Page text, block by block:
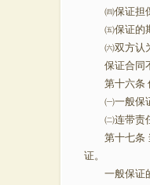
㈣保证担
㈤保证
㈥双方认
保证合同不
第十六条
㈠一般
㈡连带责
第十七条 当
证。
一般保证的